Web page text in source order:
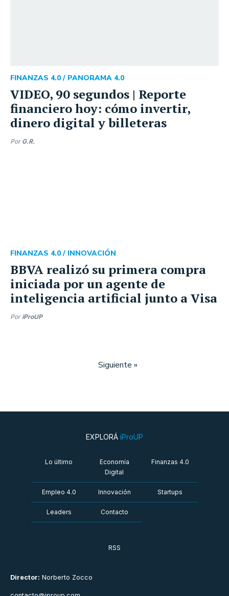
VIDEO, 90 segundos | Reporte
financiero hoy: cómo invertir,
dinero digital y billeteras
FINANZAS 4.0 / PANORAMA 4.0
Por G.R.
BBVA realizó su primera compra
iniciada por un agente de
inteligencia artificial junto a Visa
FINANZAS 4.0 / INNOVACIÓN
Por iProUP
Siguiente »
Director: Norberto Zocco
EXPLORÁ iProUP
Lo último
Economía
Digital
Finanzas 4.0
Empleo 4.0 Innovación Startups
Leaders Contacto
RSS